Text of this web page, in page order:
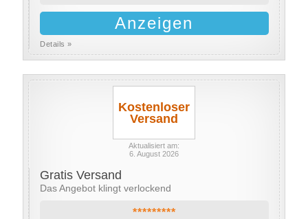
Anzeigen
Details »
Kostenloser
Versand
Aktualisiert am:
6. August 2026
Gratis Versand
Das Angebot klingt verlockend
*********